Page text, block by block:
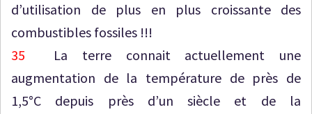
d’utilisation de plus en plus croissante des
combustibles fossiles !!!
35 La terre connait actuellement une
augmentation de la température de près de
1,5°C depuis près d’un siècle et de la